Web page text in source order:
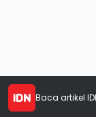
Baca artikel